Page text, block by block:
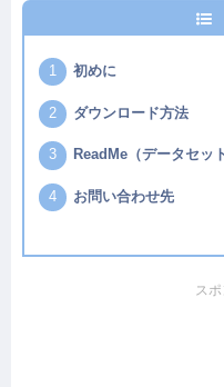
初めに
ダウンロード方法
ReadMe（データセッ
お問い合わせ先
ス